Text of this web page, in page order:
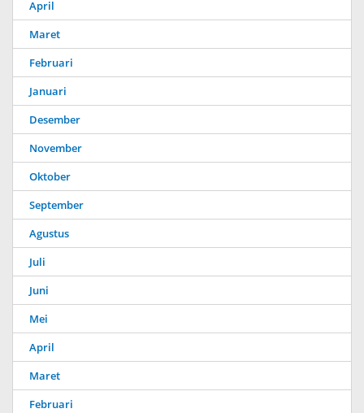
April
Maret
Februari
Januari
Desember
November
Oktober
September
Agustus
Juli
Juni
Mei
April
Maret
Februari